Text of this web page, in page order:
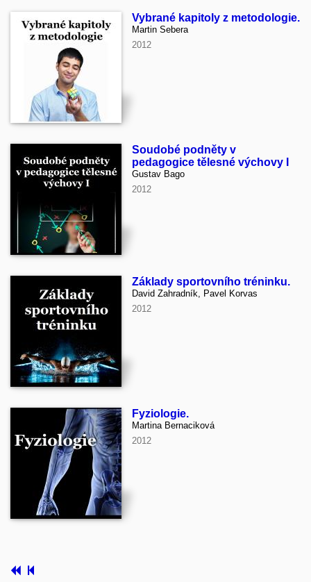
Vybrané kapitoly z metodologie.
Martin Sebera
2012
Soudobé podněty v
pedagogice tělesné výchovy I
Gustav Bago
2012
Základy sportovního tréninku.
David Zahradník, Pavel Korvas
2012
Fyziologie.
Martina Bernaciková
2012